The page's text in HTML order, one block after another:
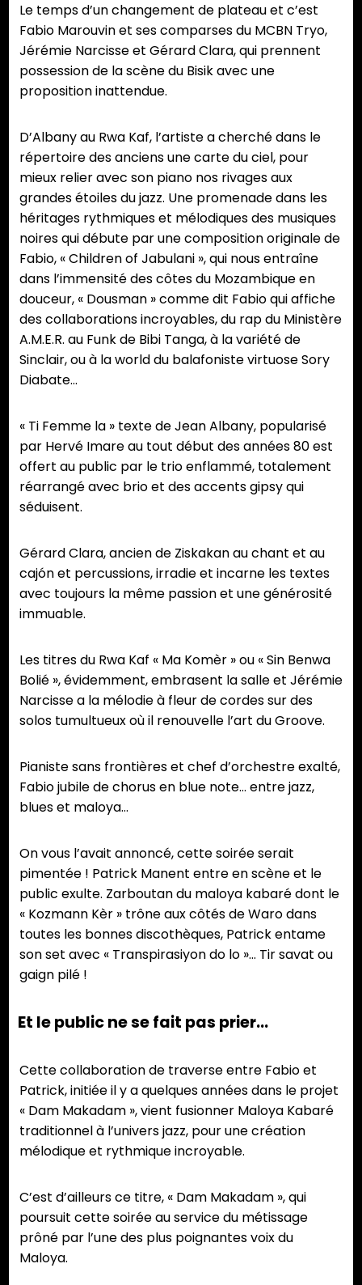
Le temps d’un changement de plateau et c’est
Fabio Marouvin et ses comparses du MCBN Tryo,
Jérémie Narcisse et Gérard Clara, qui prennent
possession de la scène du Bisik avec une
proposition inattendue.
D’Albany au Rwa Kaf, l’artiste a cherché dans le
répertoire des anciens une carte du ciel, pour
mieux relier avec son piano nos rivages aux
grandes étoiles du jazz. Une promenade dans les
héritages rythmiques et mélodiques des musiques
noires qui débute par une composition originale de
Fabio, « Children of Jabulani », qui nous entraîne
dans l’immensité des côtes du Mozambique en
douceur, « Dousman » comme dit Fabio qui affiche
des collaborations incroyables, du rap du Ministère
A.M.E.R. au Funk de Bibi Tanga, à la variété de
Sinclair, ou à la world du balafoniste virtuose Sory
Diabate…
« Ti Femme la » texte de Jean Albany, popularisé
par Hervé Imare au tout début des années 80 est
offert au public par le trio enflammé, totalement
réarrangé avec brio et des accents gipsy qui
séduisent.
Gérard Clara, ancien de Ziskakan au chant et au
cajón et percussions, irradie et incarne les textes
avec toujours la même passion et une générosité
immuable.
Les titres du Rwa Kaf « Ma Komèr » ou « Sin Benwa
Bolié », évidemment, embrasent la salle et Jérémie
Narcisse a la mélodie à fleur de cordes sur des
solos tumultueux où il renouvelle l’art du Groove.
Pianiste sans frontières et chef d’orchestre exalté,
Fabio jubile de chorus en blue note… entre jazz,
blues et maloya…
On vous l’avait annoncé, cette soirée serait
pimentée ! Patrick Manent entre en scène et le
public exulte. Zarboutan du maloya kabaré dont le
« Kozmann Kèr » trône aux côtés de Waro dans
toutes les bonnes discothèques, Patrick entame
son set avec « Transpirasiyon do lo »… Tir savat ou
gaign pilé !
Et le public ne se fait pas prier…
Cette collaboration de traverse entre Fabio et
Patrick, initiée il y a quelques années dans le projet
« Dam Makadam », vient fusionner Maloya Kabaré
traditionnel à l’univers jazz, pour une création
mélodique et rythmique incroyable.
C’est d’ailleurs ce titre, « Dam Makadam », qui
poursuit cette soirée au service du métissage
prôné par l’une des plus poignantes voix du
Maloya.